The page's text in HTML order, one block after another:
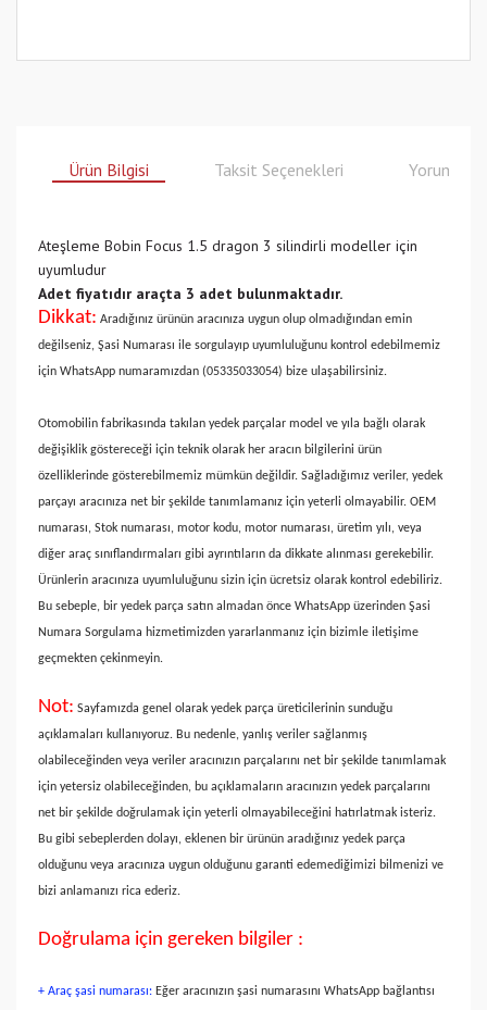
Ürün Bilgisi Taksit Seçenekleri Yorumlar
Ateşleme Bobin Focus 1.5 dragon 3 silindirli modeller için
uyumludur
Adet fiyatıdır araçta 3 adet bulunmaktadır.
Dikkat: Aradığınız ürünün aracınıza uygun olup olmadığından emin
değilseniz, Şasi Numarası ile sorgulayıp uyumluluğunu kontrol edebilmemiz
için WhatsApp numaramızdan (05335033054) bize ulaşabilirsiniz.
Otomobilin fabrikasında takılan yedek parçalar model ve yıla bağlı olarak
değişiklik göstereceği için teknik olarak her aracın bilgilerini ürün
özelliklerinde gösterebilmemiz mümkün değildir. Sağladığımız veriler, yedek
parçayı aracınıza net bir şekilde tanımlamanız için yeterli olmayabilir. OEM
numarası, Stok numarası, motor kodu, motor numarası, üretim yılı, veya
diğer araç sınıflandırmaları gibi ayrıntıların da dikkate alınması gerekebilir.
Ürünlerin aracınıza uyumluluğunu sizin için ücretsiz olarak kontrol edebiliriz.
Bu sebeple, bir yedek parça satın almadan önce WhatsApp üzerinden Şasi
Numara Sorgulama hizmetimizden yararlanmanız için bizimle iletişime
geçmekten çekinmeyin.
Not: Sayfamızda genel olarak yedek parça üreticilerinin sunduğu
açıklamaları kullanıyoruz. Bu nedenle, yanlış veriler sağlanmış
olabileceğinden veya veriler aracınızın parçalarını net bir şekilde tanımlamak
için yetersiz olabileceğinden, bu açıklamaların aracınızın yedek parçalarını
net bir şekilde doğrulamak için yeterli olmayabileceğini hatırlatmak isteriz.
Bu gibi sebeplerden dolayı, eklenen bir ürünün aradığınız yedek parça
olduğunu veya aracınıza uygun olduğunu garanti edemediğimizi bilmenizi ve
bizi anlamanızı rica ederiz.
Doğrulama için gereken bilgiler :
+ Araç şasi numarası: Eğer aracınızın şasi numarasını WhatsApp bağlantısı